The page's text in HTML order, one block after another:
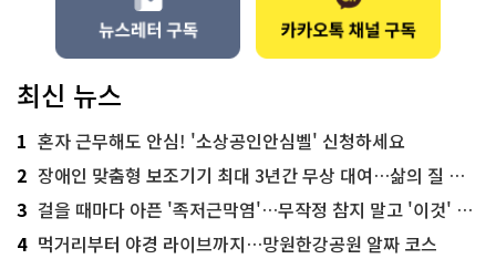
최신 뉴스
1 혼자 근무해도 안심! '소상공인안심벨' 신청하세요
2 장애인 맞춤형 보조기기 최대 3년간 무상 대여…삶의 질 높인다
3 걸을 때마다 아픈 '족저근막염'…무작정 참지 말고 '이것' 해보세요!
4 먹거리부터 야경 라이브까지…망원한강공원 알짜 코스